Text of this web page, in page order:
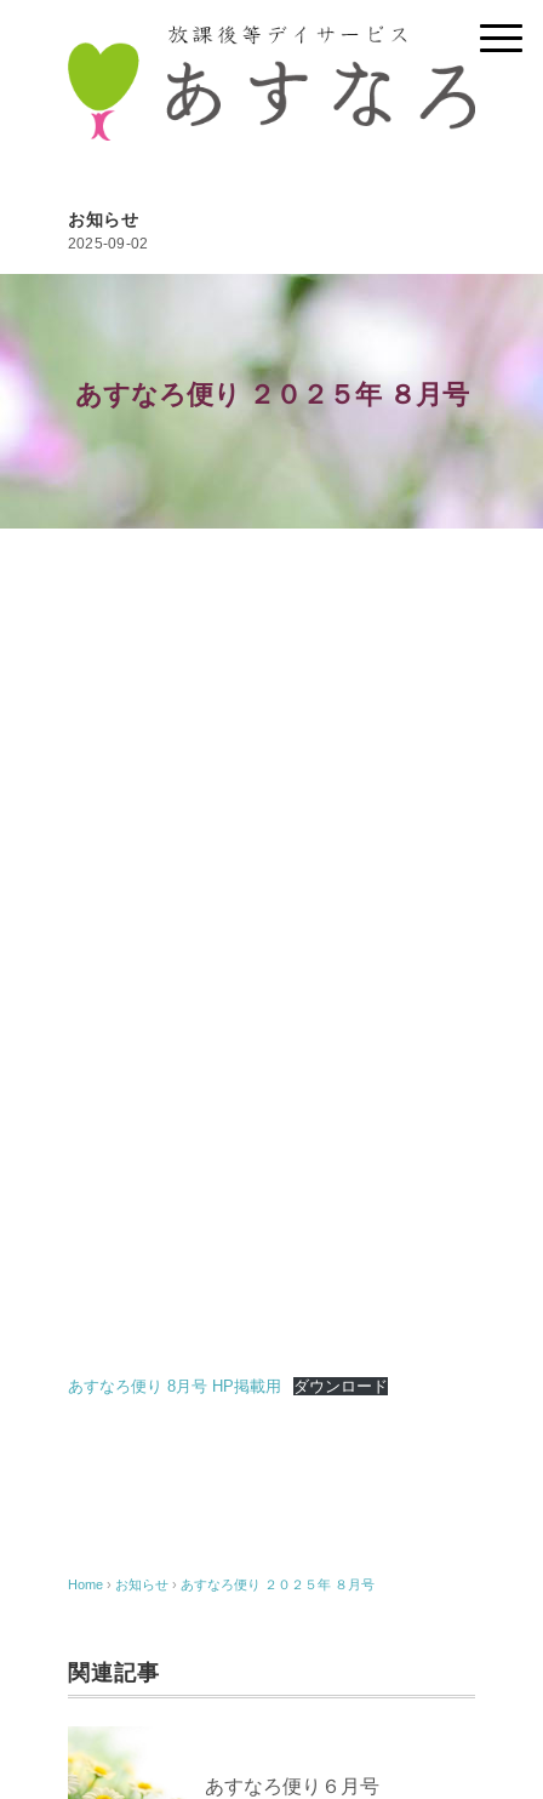
お知らせ
2025-09-02
あすなろ便り ２０２５年 ８月号
あすなろ便り 8月号 HP掲載用 ダウンロード
Home › お知らせ › あすなろ便り ２０２５年 ８月号
関連記事
あすなろ便り６月号